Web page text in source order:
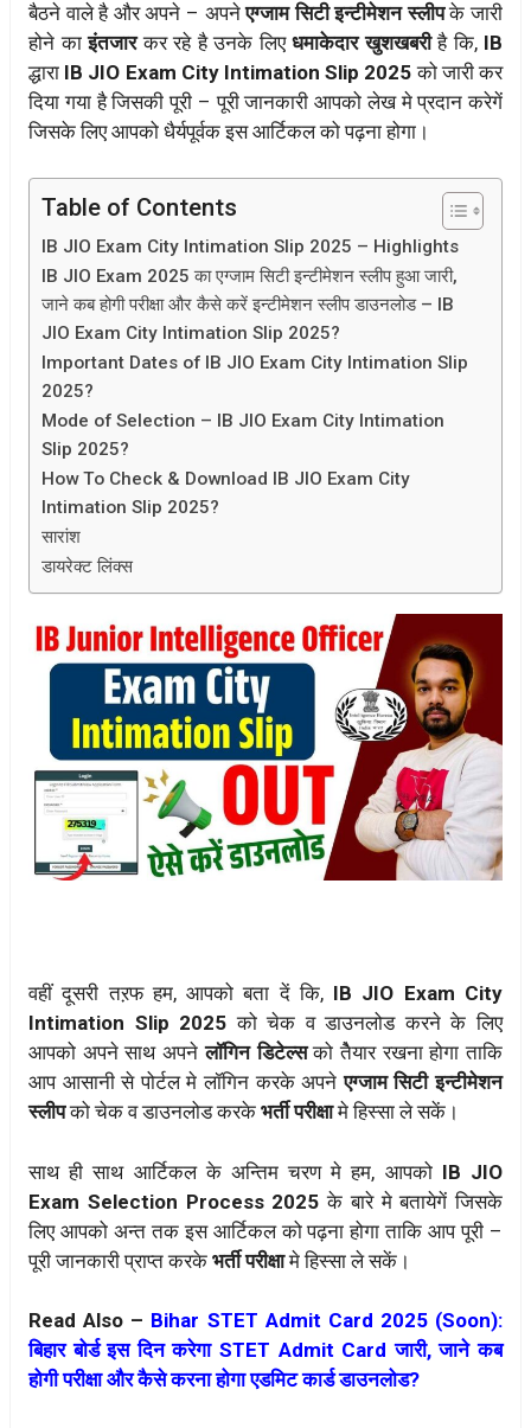
बैठने वाले है और अपने – अपनेएग्जाम सिटी इन्टीमेशन स्लीपके जारी
होने काइंतजारकर रहे है उनके लिएधमाकेदार खुशखबरीहै कि, IB
द्धारा IB JIO Exam City Intimation Slip 2025को जारी कर
दिया गया है जिसकी पूरी – पूरी जानकारी आपको लेख मे प्रदान करेगें
जिसके लिए आपको धैर्यपूर्वक इस आर्टिकल को पढ़ना होगा।
Table of Contents
IB JIO Exam City Intimation Slip 2025 – Highlights
IB JIO Exam 2025 का एग्जाम सिटी इन्टीमेशन स्लीप हुआ जारी,
जाने कब होगी परीक्षा और कैसे करें इन्टीमेशन स्लीप डाउनलोड – IB
JIO Exam City Intimation Slip 2025?
Important Dates of IB JIO Exam City Intimation Slip
2025?
Mode of Selection – IB JIO Exam City Intimation
Slip 2025?
How To Check & Download IB JIO Exam City
Intimation Slip 2025?
सारांश
डायरेक्ट लिंक्स
वहीं दूसरी तऱफ हम, आपको बता दें कि, IB JIO Exam City
Intimation Slip 2025को चेक व डाउनलोड करने के लिए
आपको अपने साथ अपनेलॉगिन डिटेल्सको तेैयार रखना होगा ताकि
आप आसानी से पोर्टल मे लॉगिन करके अपने एग्जाम सिटी इन्टीमेशन
स्लीपको चेक व डाउनलोड करके भर्ती परीक्षामे हिस्सा ले सकें।
साथ ही साथ आर्टिकल के अन्तिम चरण मे हम, आपको IB JIO
Exam Selection Process 2025 के बारे मे बतायेगें जिसके
लिए आपको अन्त तक इस आर्टिकल को पढ़ना होगा ताकि आप पूरी –
पूरी जानकारी प्राप्त करके भर्ती परीक्षामे हिस्सा ले सकें।
Read Also – Bihar STET Admit Card 2025 (Soon):
बिहार बोर्ड इस दिन करेगा STET Admit Card जारी, जाने कब
होगी परीक्षा और कैसे करना होगा एडमिट कार्ड डाउनलोड?